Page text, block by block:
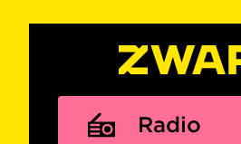
Radio